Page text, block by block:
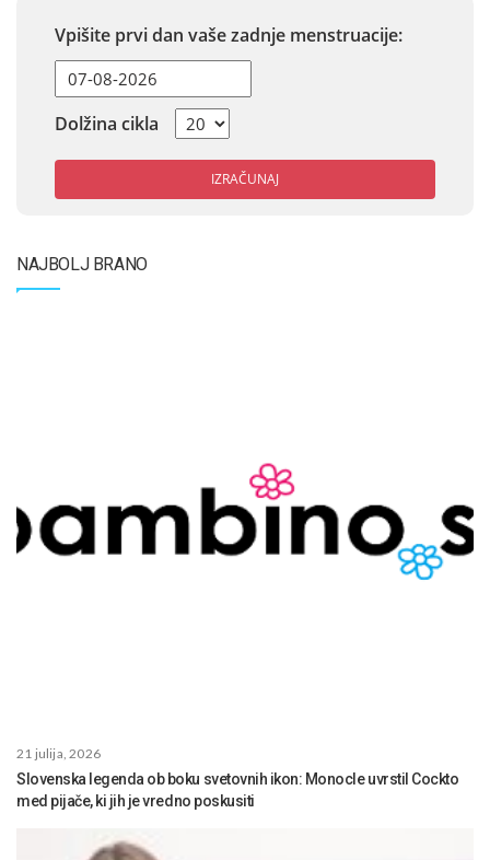
Vpišite prvi dan vaše zadnje menstruacije:
Dolžina cikla
IZRAČUNAJ
NAJBOLJ BRANO
21 julija, 2026
Slovenska legenda ob boku svetovnih ikon: Monocle uvrstil Cockto
med pijače, ki jih je vredno poskusiti